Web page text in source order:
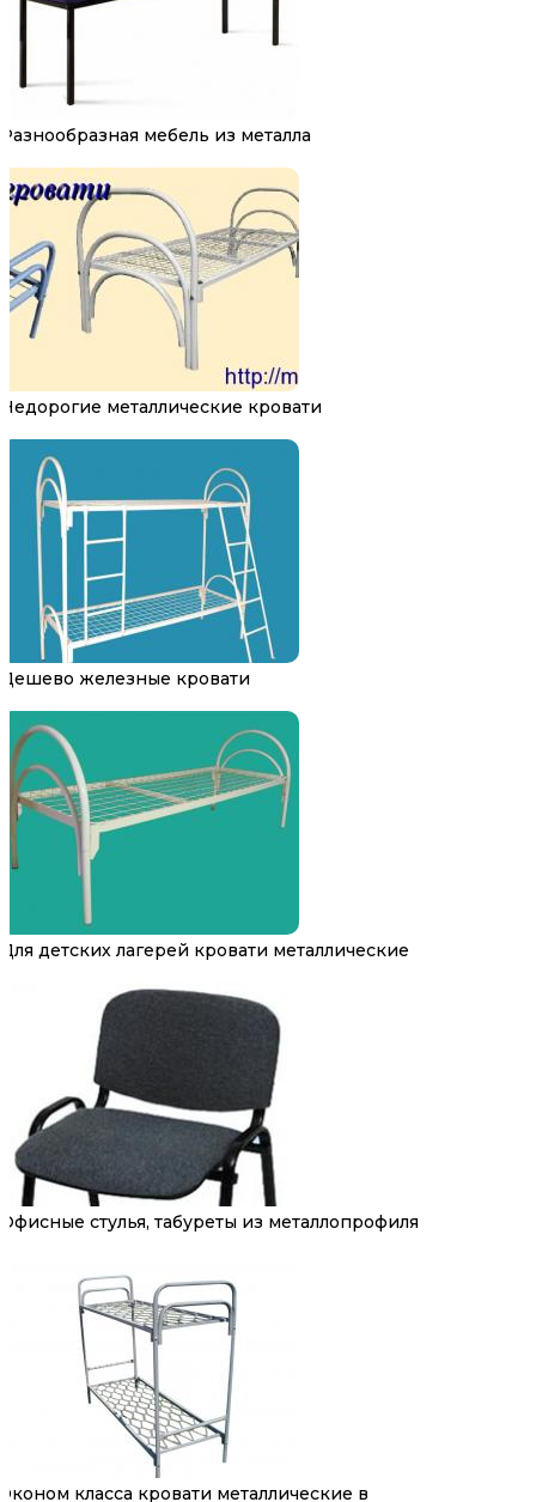
Разнообразная мебель из металла
Недорогие металлические кровати
Дешево железные кровати
Для детских лагерей кровати металлические
Офисные стулья, табуреты из металлопрофиля
Эконом класса кровати металлические в